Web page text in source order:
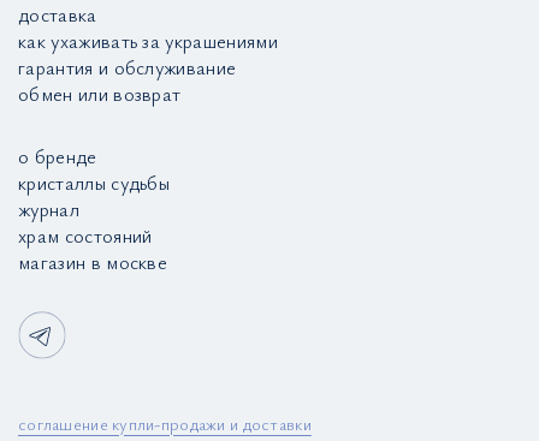
доставка
как ухаживать за украшениями
гарантия и обслуживание
обмен или возврат
о бренде
кристаллы судьбы
журнал
храм состояний
магазин в москве
соглашение купли-продажи и доставки